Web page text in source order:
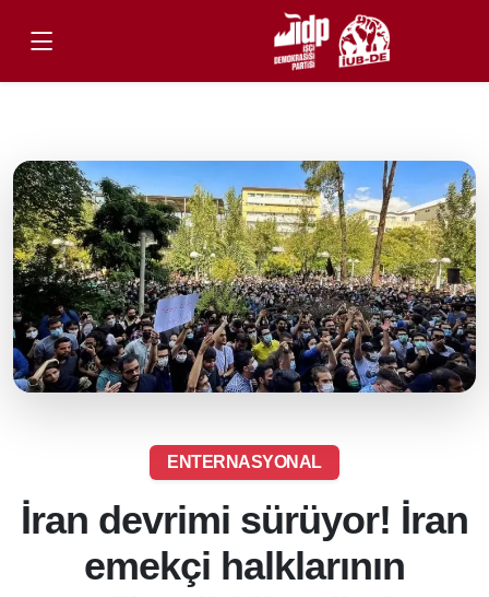
ENTERNASYONAL
İran devrimi sürüyor! İran
emekçi halklarının